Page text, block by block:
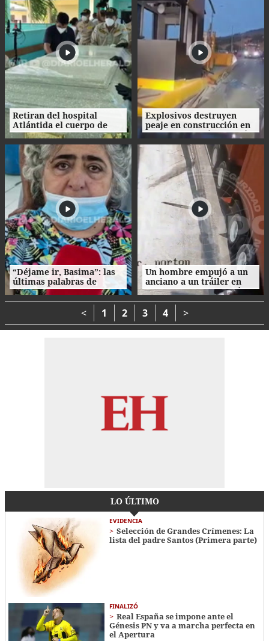
Retiran del hospital
Atlántida el cuerpo de
Nasser Hilsaca
Explosivos destruyen
peaje en construcción en
Colombia un día después
de la investidura de De la
Espriella
“Déjame ir, Basima”: las
últimas palabras de
Nasser Hilsaca antes de
morir
Un hombre empujó a un
anciano a un tráiler en
movimiento y le causó la
muerte
< 1 2 3 4 >
LO ÚLTIMO
EVIDENCIA
Selección de Grandes Crímenes: La
lista del padre Santos (Primera parte)
FINALIZÓ
Real España se impone ante el
Génesis PN y va a marcha perfecta en
el Apertura